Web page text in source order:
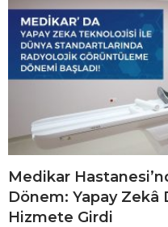
Medikar
Dönem: Yapay Zekâ
Hizmete Girdi